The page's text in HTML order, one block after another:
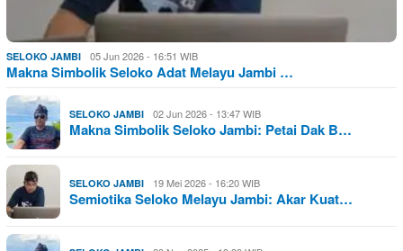
SELOKO JAMBI 05 Jun 2026 - 16:51 WIB
Makna Simbolik Seloko Adat Melayu Jambi …
SELOKO JAMBI 02 Jun 2026 - 13:47 WIB
Makna Simbolik Seloko Jambi: Petai Dak B…
SELOKO JAMBI 19 Mei 2026 - 16:20 WIB
Semiotika Seloko Melayu Jambi: Akar Kuat…